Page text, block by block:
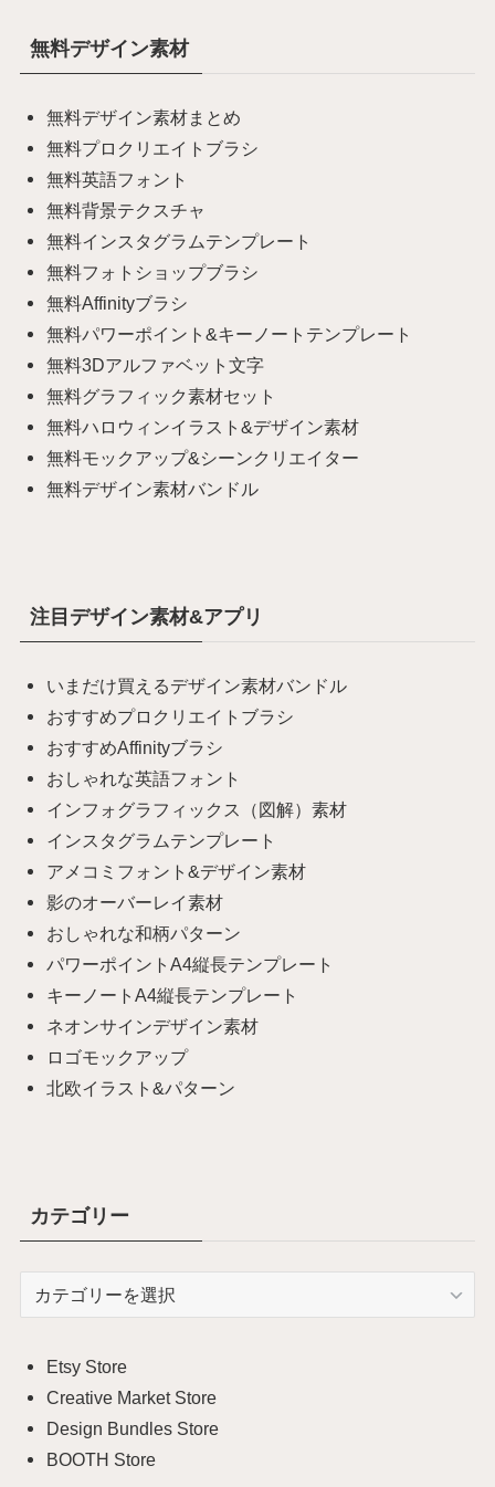
無料デザイン素材
無料デザイン素材まとめ
無料プロクリエイトブラシ
無料英語フォント
無料背景テクスチャ
無料インスタグラムテンプレート
無料フォトショップブラシ
無料Affinityブラシ
無料パワーポイント&キーノートテンプレート
無料3Dアルファベット文字
無料グラフィック素材セット
無料ハロウィンイラスト&デザイン素材
無料モックアップ&シーンクリエイター
無料デザイン素材バンドル
注目デザイン素材&アプリ
いまだけ買えるデザイン素材バンドル
おすすめプロクリエイトブラシ
おすすめAffinityブラシ
おしゃれな英語フォント
インフォグラフィックス（図解）素材
インスタグラムテンプレート
アメコミフォント&デザイン素材
影のオーバーレイ素材
おしゃれな和柄パターン
パワーポイントA4縦長テンプレート
キーノートA4縦長テンプレート
ネオンサインデザイン素材
ロゴモックアップ
北欧イラスト&パターン
カテゴリー
リ
ー
Etsy Store
Creative Market Store
Design Bundles Store
BOOTH Store